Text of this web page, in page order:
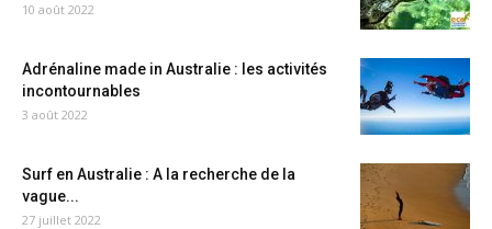
10 août 2022
Adrénaline made in Australie : les activités
incontournables
3 août 2022
Surf en Australie : A la recherche de la
vague...
27 juillet 2022